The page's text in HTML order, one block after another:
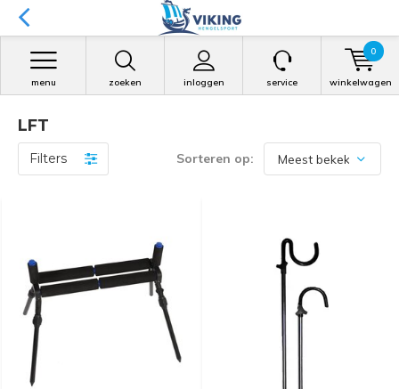
zoeken inloggen
menu service winkelwagen
0
LFT
Filters Sorteren op: